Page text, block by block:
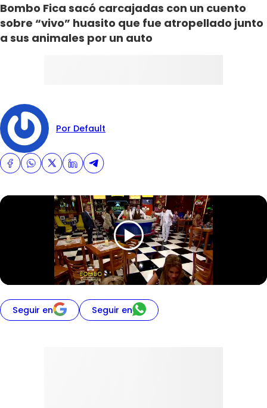
Bombo Fica sacó carcajadas con un cuento
sobre “vivo” huasito que fue atropellado junto
a sus animales por un auto
Por Default
Seguir en Seguir en